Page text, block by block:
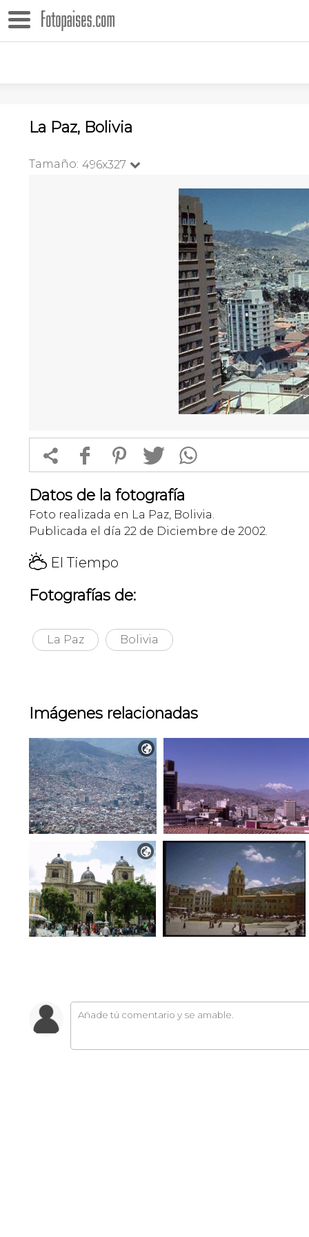
La Paz, Bolivia
Tamaño: 496x327 
 f 1 T 
Datos de la fotografía
Foto realizada en La Paz, Bolivia.
Publicada el día 22 de Diciembre de 2002.
H El Tiempo
Fotografías de:
La Paz Bolivia
Imágenes relacionadas

